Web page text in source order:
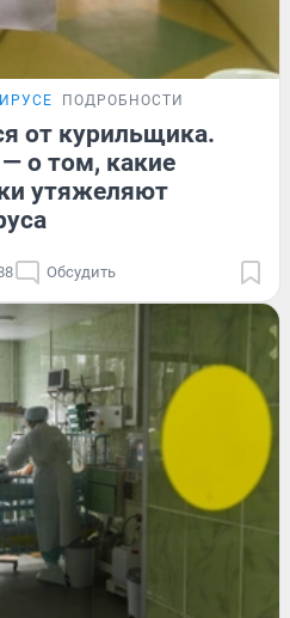
ПОДРОБНОСТИ
от курильщика.
о том, какие
утяжеляют
Обсудить